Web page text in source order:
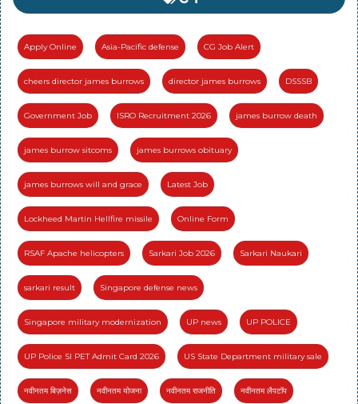
Apply Online Asia-Pacific defense CG Job Alert
cheers director james burrows director james burrows DSSSB
Government Job ISRO Recruitment 2026 james burrow death
james burrow sitcoms james burrows obituary
james burrows will and grace Latest Job
Lockheed Martin Hellfire missile Online Form
RSAF Apache helicopters Sarkari Job 2026 Sarkari Naukari
sarkari result Singapore defense news
Singapore military modernization UP news UP POLICE
UP Police SI PET Admit Card 2026 US State Department military sale
नवीनतम बिज़नेस नवीनतम योजना नवीनतम राजनीति नवीनतम लैपटॉप